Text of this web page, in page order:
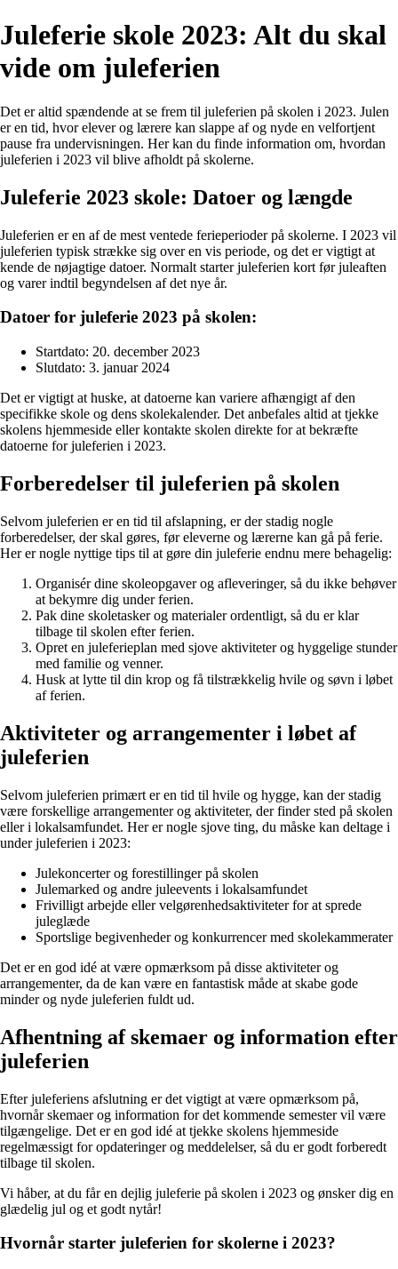
Juleferie skole 2023: Alt du skal
vide om juleferien
Det er altid spændende at se frem til juleferien på skolen i 2023. Julen
er en tid, hvor elever og lærere kan slappe af og nyde en velfortjent
pause fra undervisningen. Her kan du finde information om, hvordan
juleferien i 2023 vil blive afholdt på skolerne.
Juleferie 2023 skole: Datoer og længde
Juleferien er en af de mest ventede ferieperioder på skolerne. I 2023 vil
juleferien typisk strække sig over en vis periode, og det er vigtigt at
kende de nøjagtige datoer. Normalt starter juleferien kort før juleaften
og varer indtil begyndelsen af det nye år.
Datoer for juleferie 2023 på skolen:
Startdato: 20. december 2023
Slutdato: 3. januar 2024
Det er vigtigt at huske, at datoerne kan variere afhængigt af den
specifikke skole og dens skolekalender. Det anbefales altid at tjekke
skolens hjemmeside eller kontakte skolen direkte for at bekræfte
datoerne for juleferien i 2023.
Forberedelser til juleferien på skolen
Selvom juleferien er en tid til afslapning, er der stadig nogle
forberedelser, der skal gøres, før eleverne og lærerne kan gå på ferie.
Her er nogle nyttige tips til at gøre din juleferie endnu mere behagelig:
Organisér dine skoleopgaver og afleveringer, så du ikke behøver
at bekymre dig under ferien.
Pak dine skoletasker og materialer ordentligt, så du er klar
tilbage til skolen efter ferien.
Opret en juleferieplan med sjove aktiviteter og hyggelige stunder
med familie og venner.
Husk at lytte til din krop og få tilstrækkelig hvile og søvn i løbet
af ferien.
Aktiviteter og arrangementer i løbet af
juleferien
Selvom juleferien primært er en tid til hvile og hygge, kan der stadig
være forskellige arrangementer og aktiviteter, der finder sted på skolen
eller i lokalsamfundet. Her er nogle sjove ting, du måske kan deltage i
under juleferien i 2023:
Julekoncerter og forestillinger på skolen
Julemarked og andre juleevents i lokalsamfundet
Frivilligt arbejde eller velgørenhedsaktiviteter for at sprede
juleglæde
Sportslige begivenheder og konkurrencer med skolekammerater
Det er en god idé at være opmærksom på disse aktiviteter og
arrangementer, da de kan være en fantastisk måde at skabe gode
minder og nyde juleferien fuldt ud.
Afhentning af skemaer og information efter
juleferien
Efter juleferiens afslutning er det vigtigt at være opmærksom på,
hvornår skemaer og information for det kommende semester vil være
tilgængelige. Det er en god idé at tjekke skolens hjemmeside
regelmæssigt for opdateringer og meddelelser, så du er godt forberedt
tilbage til skolen.
Vi håber, at du får en dejlig juleferie på skolen i 2023 og ønsker dig en
glædelig jul og et godt nytår!
Hvornår starter juleferien for skolerne i 2023?